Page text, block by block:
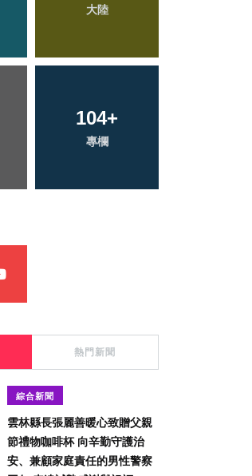
旅遊
66+
農業
熱門新聞
綜合新聞
雲林縣長張麗善暖心致贈父親
節禮物咖啡杯 向辛勤守護治
安、兼顧家庭責任的男性警察